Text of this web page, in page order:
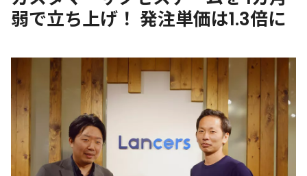
弱で立ち上げ！ 発注単価は1.3倍に